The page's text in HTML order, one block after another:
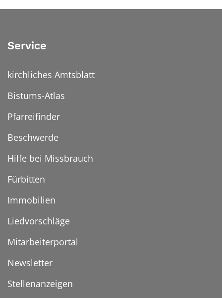
Service
kirchliches Amtsblatt
Bistums-Atlas
Pfarreifinder
Beschwerde
Hilfe bei Missbrauch
Fürbitten
Immobilien
Liedvorschläge
Mitarbeiterportal
Newsletter
Stellenanzeigen